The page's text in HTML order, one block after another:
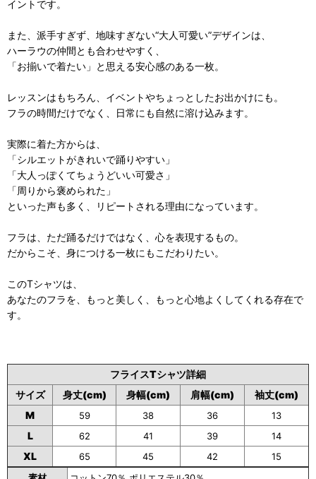
イントです。
また、派手すぎず、地味すぎない“大人可愛い”デザインは、
ハーラウの仲間とも合わせやすく、
「お揃いで着たい」と思える安心感のある一枚。
レッスンはもちろん、イベントやちょっとしたお出かけにも。
フラの時間だけでなく、日常にも自然に溶け込みます。
実際に着た方からは、
「シルエットがきれいで踊りやすい」
「大人っぽくてちょうどいい可愛さ」
「周りから褒められた」
といった声も多く、リピートされる理由になっています。
フラは、ただ踊るだけではなく、心を表現するもの。
だからこそ、身につける一枚にもこだわりたい。
このTシャツは、
あなたのフラを、もっと美しく、もっと心地よくしてくれる存在で
す。
フライスTシャツ詳細
サイズ
身丈(cm) 身幅(cm) 肩幅(cm)
袖丈(cm)
M
59 38 36 13
L 62 41 39 14
XL 65 45 42
15